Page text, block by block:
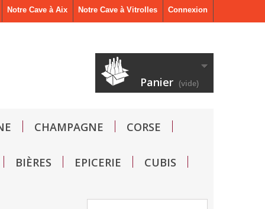
Connexion
Notre Cave à Vitrolles
Notre Cave à Aix
Panier (vide)
CHAMPAGNE CORSE
BIÈRES EPICERIE CUBIS